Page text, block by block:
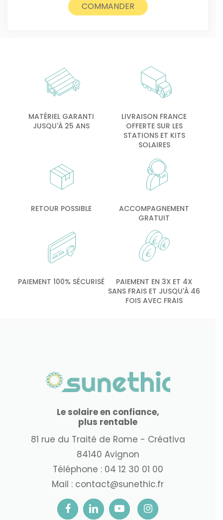
COMMANDER
MATÉRIEL GARANTI
JUSQU'À 25 ANS
LIVRAISON FRANCE
OFFERTE SUR LES
STATIONS ET KITS
SOLAIRES
RETOUR POSSIBLE
ACCOMPAGNEMENT
GRATUIT
PAIEMENT 100% SÉCURISÉ
PAIEMENT EN 3X ET 4X
SANS FRAIS ET JUSQU'À 46
FOIS AVEC FRAIS
Le solaire en confiance,
plus rentable
81 rue du Traité de Rome - Créativa
84140 Avignon
Téléphone : 04 12 30 01 00
Mail : contact@sunethic.fr